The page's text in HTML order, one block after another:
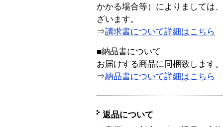
かかる場合等）によりましては
ざいます。
⇒請求書について詳細はこちら
■納品書について
お届けする商品に同梱致します。
⇒納品書について詳細はこちら
返品について